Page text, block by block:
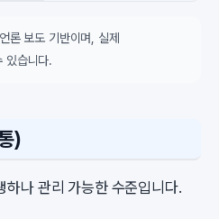
론 보도 기반이며, 실제
있습니다.
)
하나 관리 가능한 수준입니다.